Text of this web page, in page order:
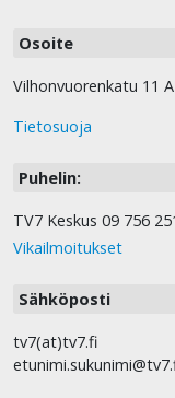
Osoite
Vilhonvuorenkatu 11
Tietosuoja
Puhelin:
TV7 Keskus 09 756
Vikailmoitukset
Sähköposti
tv7(at)tv7.fi